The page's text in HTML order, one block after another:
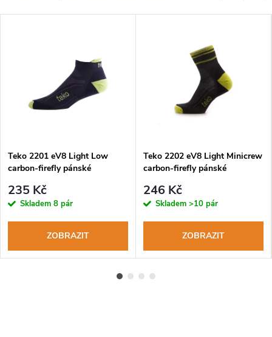
Teko 2201 eV8 Light Low
carbon-firefly pánské
235 Kč
Skladem 8 pár
ZOBRAZIT
Teko 2202 eV8 Light Minicrew
carbon-firefly pánské
246 Kč
Skladem >10 pár
ZOBRAZIT